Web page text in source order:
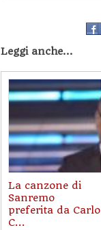
Leggi anche...
La canzone di
Sanremo
preferita da Carlo
C...